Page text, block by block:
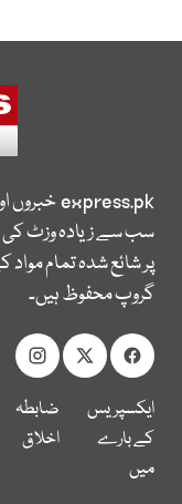
express.pkخبروں
سب سے زیادہ وزٹ
پر شائع شدہ تمام
گروپ محفوظ ہیں۔
ایکسپریس
کے بارے
میں
ضابطہ
اخلاق